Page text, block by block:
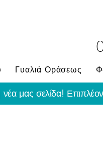
Γυαλιά Οράσεως
μας σελίδα! Επιπλέον